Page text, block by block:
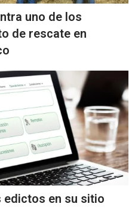
uno de los
de rescate en
edictos en su sitio